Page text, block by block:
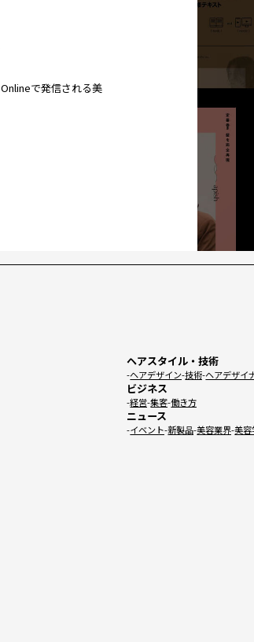
で発信される美
ヘアスタイル・技術
ヘアデザイン 技術 ヘアデザイ
ビジネス
経営 集客 働き方
ニュース
イベント 新製品 美容業界 美容